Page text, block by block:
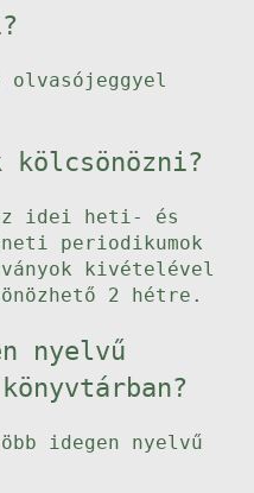
olvasójeggyel
idei heti- és
periodikumok
kivételével
2 hétre.
nyelvű
idegen nyelvű